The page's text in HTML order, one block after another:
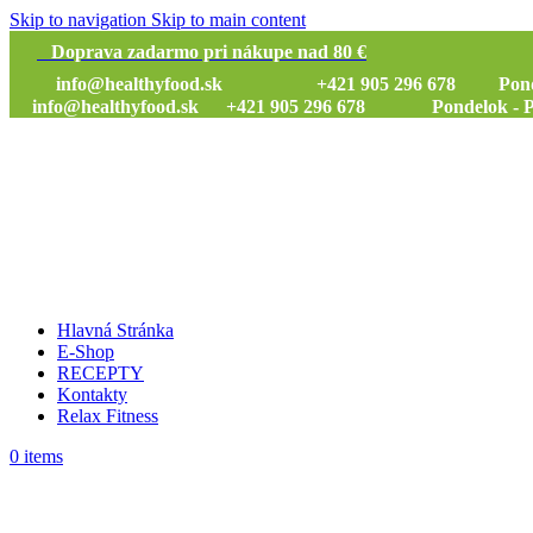
Skip to navigation Skip to main content
Doprava zadarmo pri nákupe nad 80 €
info@healthyfood.sk
+421 905 296 678
info@healthyfood.sk
+421 905 296 678 Pondelok -
Hlavná Stránka
E-Shop
RECEPTY
Kontakty
Relax Fitness
0 items